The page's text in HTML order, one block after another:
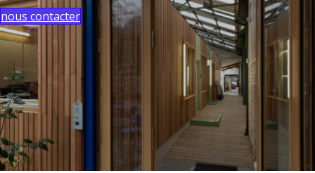
nous contacter